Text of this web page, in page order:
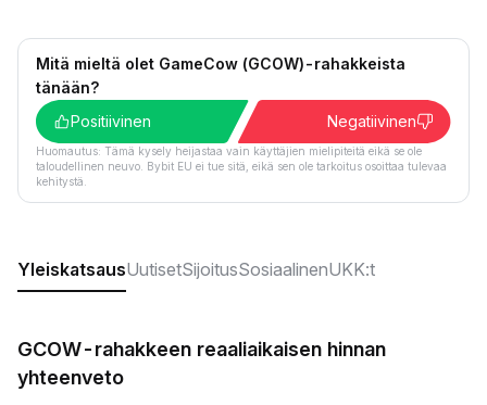
Mitä mieltä olet GameCow (GCOW)-rahakkeista
tänään?
Positiivinen
Negatiivinen
Huomautus: Tämä kysely heijastaa vain käyttäjien mielipiteitä eikä se ole
taloudellinen neuvo. Bybit EU ei tue sitä, eikä sen ole tarkoitus osoittaa tulevaa
kehitystä.
YleiskatsausUutisetSijoitusSosiaalinenUKK:t
GCOW-rahakkeen reaaliaikaisen hinnan
yhteenveto